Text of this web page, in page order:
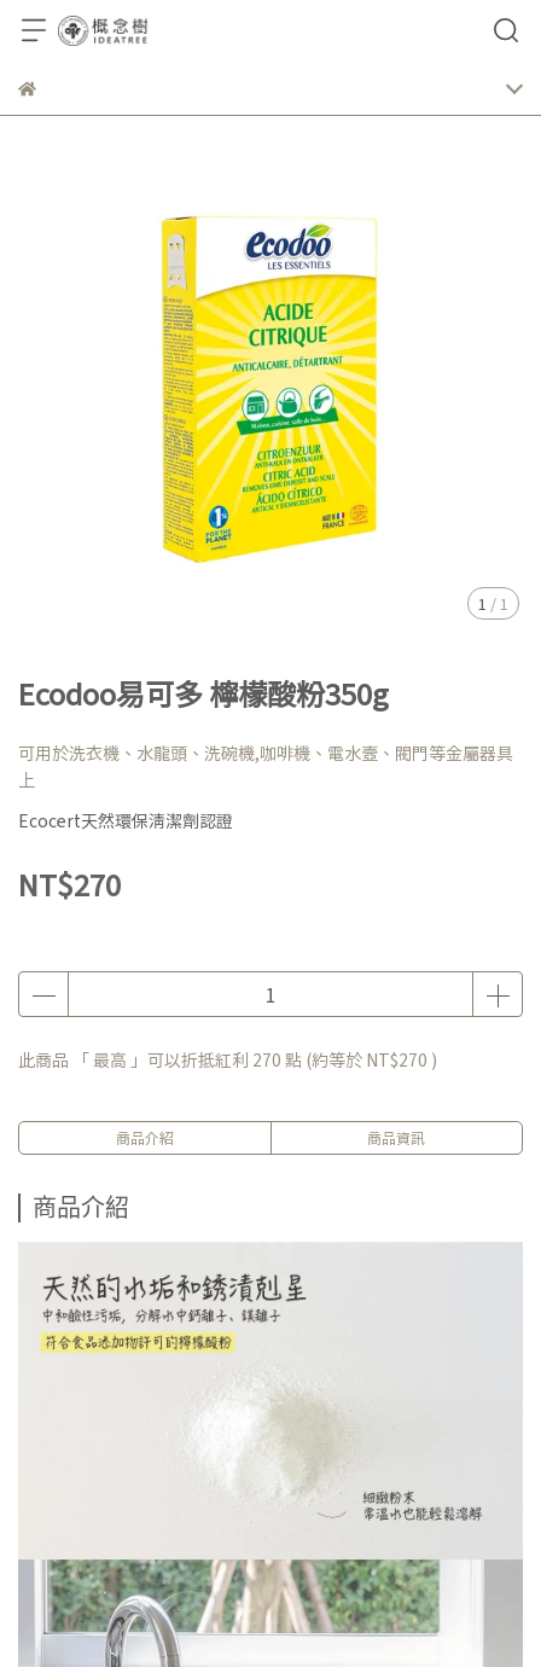
1 / 1
Ecodoo易可多 檸檬酸粉350g
可用於洗衣機、水龍頭、洗碗機,咖啡機、電水壼、閥門等金屬器具
上
Ecocert天然環保清潔劑認證
NT$270
此商品 「 最高 」可以折抵紅利 270 點 (約等於 NT$270 )
商品介紹 商品資訊
商品介紹